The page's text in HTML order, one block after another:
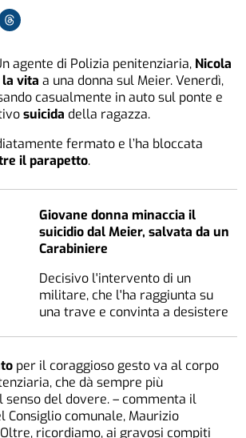
agente di Polizia penitenziaria, Nicola
vita a una donna sul Meier. Venerdì,
casualmente in auto sul ponte e
suicida della ragazza.
fermato e l’ha bloccata
il parapetto.
Giovane donna minaccia il
suicidio dal Meier, salvata da un
Carabiniere
Decisivo l'intervento di un
militare, che l'ha raggiunta su
una trave e convinta a desistere
per il coraggioso gesto va al corpo
che dà sempre più
senso del dovere. – commenta il
Consiglio comunale, Maurizio
Oltre, ricordiamo, ai gravosi compiti